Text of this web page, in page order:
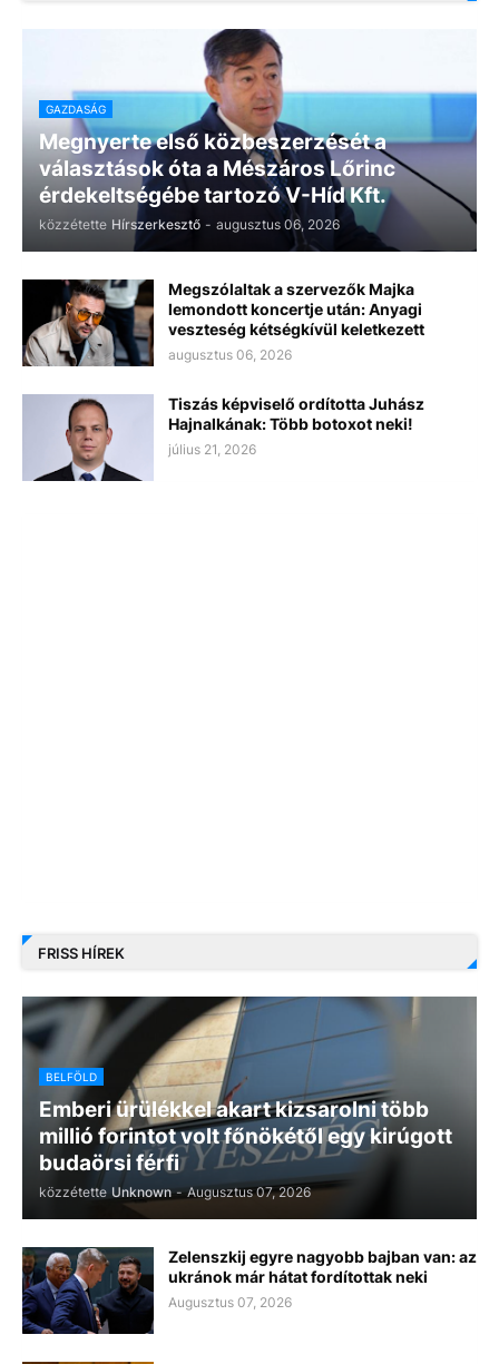
GAZDASÁG
Megnyerte első közbeszerzését a
választások óta a Mészáros Lőrinc
érdekeltségébe tartozó V-Híd Kft.
közzétette Hírszerkesztő - augusztus 06, 2026
Megszólaltak a szervezők Majka
lemondott koncertje után: Anyagi
veszteség kétségkívül keletkezett
augusztus 06, 2026
Tiszás képviselő ordította Juhász
Hajnalkának: Több botoxot neki!
július 21, 2026
FRISS HÍREK
BELFÖLD
Emberi ürülékkel akart kizsarolni több
millió forintot volt főnökétől egy kirúgott
budaörsi férfi
közzétette Unknown - Augusztus 07, 2026
Zelenszkij egyre nagyobb bajban van: az
ukránok már hátat fordítottak neki
Augusztus 07, 2026